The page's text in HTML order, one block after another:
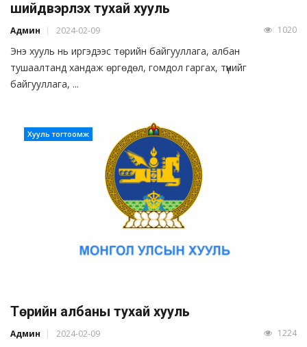
шийдвэрлэх тухай хууль
Админ 2024-02-09 1020
Энэ хууль нь иргэдээс төрийн байгууллага, албан
тушаалтанд хандаж өргөдөл, гомдол гаргах, түүнийг
байгууллага, ...
Хууль тогтоомж
Төрийн албаны тухай хууль
Админ 2024-02-09 1224